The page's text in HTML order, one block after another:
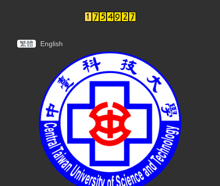
繁體 English